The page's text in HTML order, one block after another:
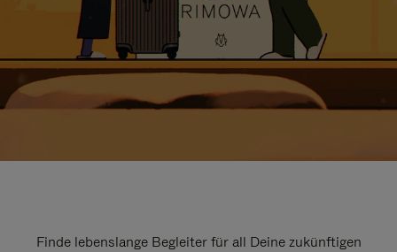
Finde lebenslange Begleiter für all Deine zukünftigen